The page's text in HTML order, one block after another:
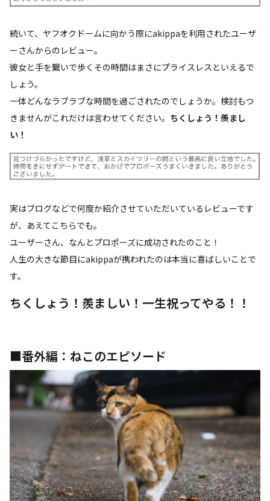
続いて、ヤフオクドームに向かう際にakippaを利用されたユーザ
ーさんからのレビュー。
彼女と手を繋いで歩くその時間はまさにプライスレスといえるで
しょう。
一体どんなラブラブな時間を過ごされたのでしょうか。検討もつ
きませんがこれだけは言わせてください。 ちくしょう！羨まし
い！
実はブログなどで何度か紹介させていただいているレビューです
が、あえてこちらでも。
ユーザーさん、なんとプロポーズに成功されたのこと！
人生の大きな節目にakippaが携われたのは本当に喜ばしいことで
す。
ちくしょう！羨ましい！一生祝ってやる！！
■番外編：ねこのエピソード